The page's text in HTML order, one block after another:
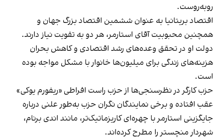
روبه‌روست.
اقتصاد بریتانیا به عنوان ششمین اقتصاد بزرگ جهان و
همچنین محبوبیت آقای استارمر، هر دو به تقویت نیاز دارند.
دولت او در تحقق وعده‌های رشد اقتصادی و کاهش بحران
هزینه‌های زندگی برای میلیون‌ها خانوار با مشکل مواجه بوده
است.
حزب کارگر در نظرسنجی‌ها از حزب راست افراطی «ریفورم یوکی»
عقب افتاده و برخی نمایندگان نگران حزب به‌طور علنی درباره
جایگزینی استارمر با چهره‌ای کاریزماتیک‌تر، مانند اندی برنام،
شهردار منچستر را مطرح کرده‌اند.